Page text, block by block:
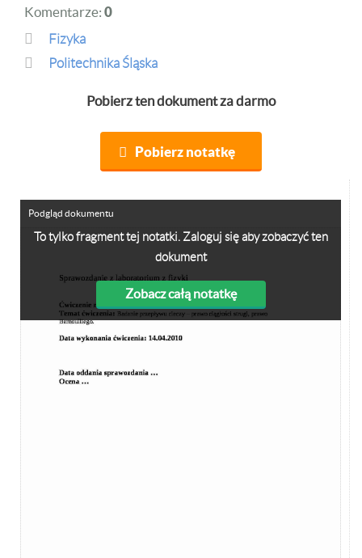
Komentarze: 0
Fizyka
Politechnika Śląska
Pobierz ten dokument za darmo
Pobierz notatkę
To tylko fragment tej notatki. Zaloguj się aby zobaczyć ten
dokument
Zobacz całą notatkę
Podgląd dokumentu